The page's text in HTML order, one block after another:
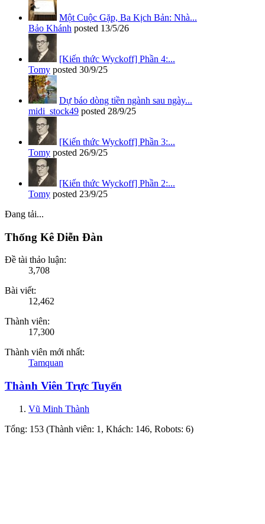
Một Cuộc Gặp, Ba Kịch Bản: Nhà...
Bảo Khánh posted 13/5/26
[Kiến thức Wyckoff] Phần 4:...
Tomy posted 30/9/25
Dự báo dòng tiền ngành sau ngày...
midi_stock49 posted 28/9/25
[Kiến thức Wyckoff] Phần 3:...
Tomy posted 26/9/25
[Kiến thức Wyckoff] Phần 2:...
Tomy posted 23/9/25
Đang tải...
Thống Kê Diễn Đàn
Đề tài thảo luận:
3,708
Bài viết:
12,462
Thành viên:
17,300
Thành viên mới nhất:
Tamquan
Thành Viên Trực Tuyến
Vũ Minh Thành
Tổng: 153 (Thành viên: 1, Khách: 146, Robots: 6)